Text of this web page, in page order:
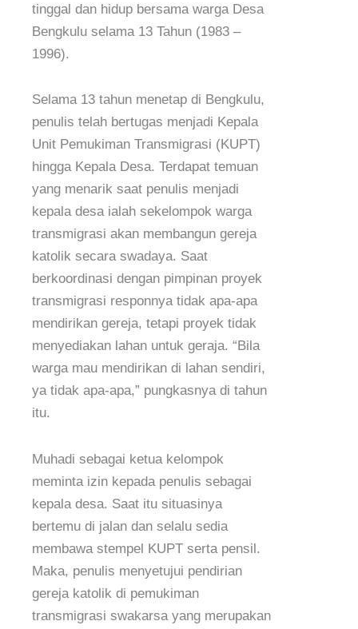
tinggal dan hidup bersama warga Desa
Bengkulu selama 13 Tahun (1983 –
1996).
Selama 13 tahun menetap di Bengkulu,
penulis telah bertugas menjadi Kepala
Unit Pemukiman Transmigrasi (KUPT)
hingga Kepala Desa. Terdapat temuan
yang menarik saat penulis menjadi
kepala desa ialah sekelompok warga
transmigrasi akan membangun gereja
katolik secara swadaya. Saat
berkoordinasi dengan pimpinan proyek
transmigrasi responnya tidak apa-apa
mendirikan gereja, tetapi proyek tidak
menyediakan lahan untuk geraja. “Bila
warga mau mendirikan di lahan sendiri,
ya tidak apa-apa,” pungkasnya di tahun
itu.
Muhadi sebagai ketua kelompok
meminta izin kepada penulis sebagai
kepala desa. Saat itu situasinya
bertemu di jalan dan selalu sedia
membawa stempel KUPT serta pensil.
Maka, penulis menyetujui pendirian
gereja katolik di pemukiman
transmigrasi swakarsa yang merupakan